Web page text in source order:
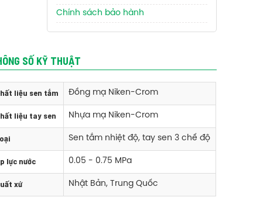
Chính sách bảo hành
SỐ KỸ THUẬT
liệu sen tắm Đồng mạ Niken-Crom
liệu tay sen Nhựa mạ Niken-Crom
Sen tắm nhiệt độ, tay sen 3 chế độ
lực nước 0.05 - 0.75 MPa
xứ Nhật Bản, Trung Quốc